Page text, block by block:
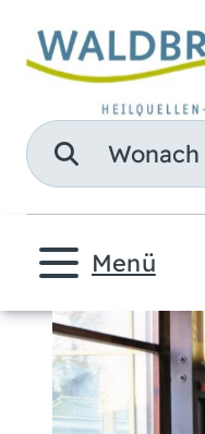
Suche
Menü